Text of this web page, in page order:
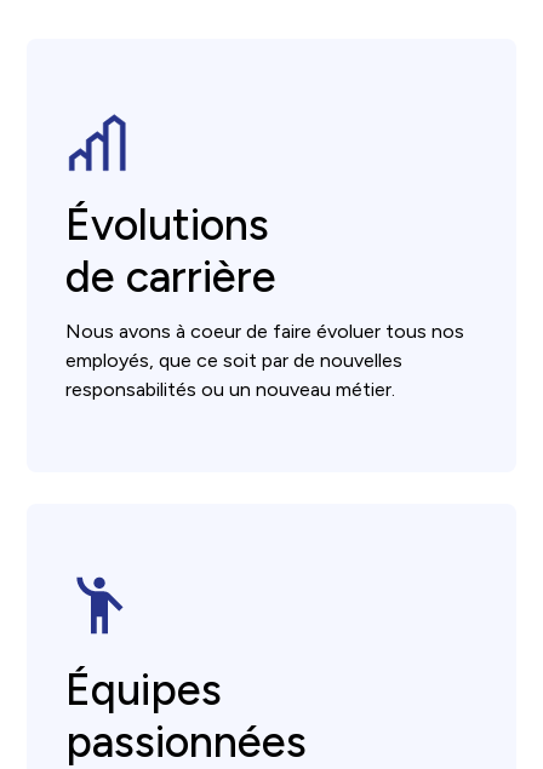
Évolutions
de carrière
Nous avons à coeur de faire évoluer tous nos
employés, que ce soit par de nouvelles
responsabilités ou un nouveau métier.
Équipes
passionnées